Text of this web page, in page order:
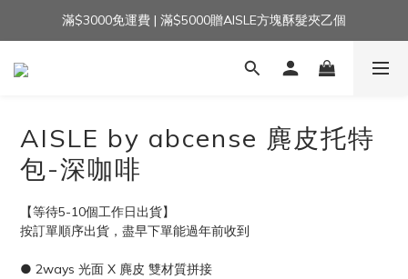
加入官方LINE｜領$100 👉
滿$3000免運費 | 滿$5000贈AISLE方塊酥髮夾乙個
加入官方LINE｜領$100 👉
AISLE by abcense 麂皮托特
包-深咖啡
【等待5-10個工作日出貨】
按訂單順序出貨，盡早下單能過年前收到
● 2ways 光面 X 麂皮 雙材質拼接